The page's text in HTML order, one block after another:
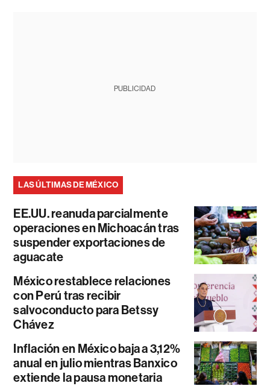
PUBLICIDAD
LAS ÚLTIMAS DE MÉXICO
EE.UU. reanuda parcialmente
operaciones en Michoacán tras
suspender exportaciones de
aguacate
México restablece relaciones
con Perú tras recibir
salvoconducto para Betssy
Chávez
Inflación en México baja a 3,12%
anual en julio mientras Banxico
extiende la pausa monetaria